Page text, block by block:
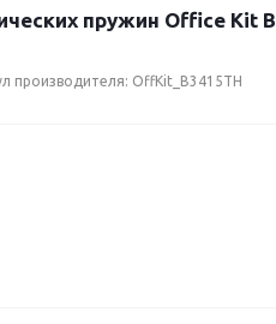
пружин Office Kit B
производителя: OffKit_B3415TH